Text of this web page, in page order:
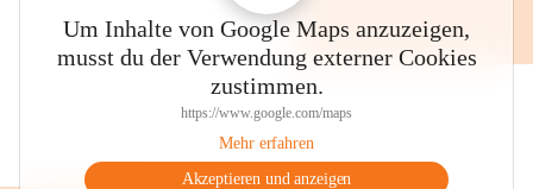
Um Inhalte von Google Maps anzuzeigen,
musst du der Verwendung externer Cookies
zustimmen.
https://www.google.com/maps
Mehr erfahren
Akzeptieren und anzeigen